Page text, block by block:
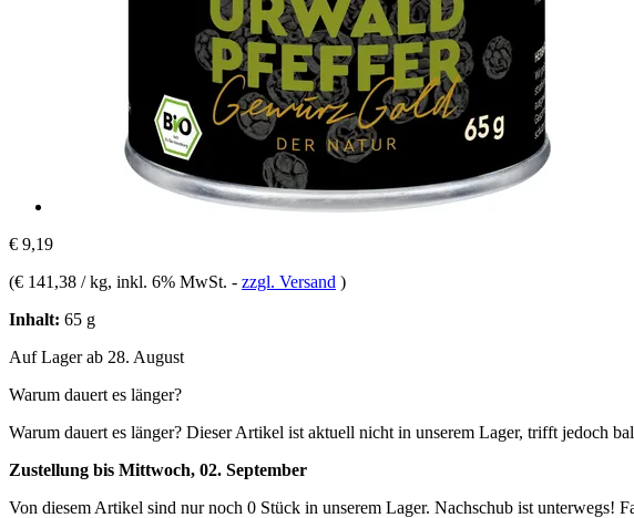
€ 9,19
(€ 141,38 / kg, inkl. 6% MwSt. - zzgl. Versand )
Inhalt: 65 g
Auf Lager ab 28. August
Warum dauert es länger?
Warum dauert es länger? Dieser Artikel ist aktuell nicht in unserem Lager, trifft jedoch
Zustellung bis Mittwoch, 02. September
Von diesem Artikel sind nur noch 0 Stück in unserem Lager. Nachschub ist unterwegs!